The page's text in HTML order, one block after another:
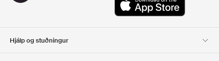
Hjálp og stuðningur